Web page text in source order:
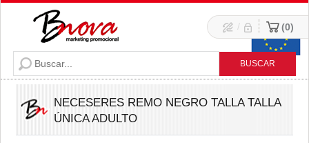
/ 0
NECESERES REMO NEGRO TALLA TALLA
ÚNICA ADULTO